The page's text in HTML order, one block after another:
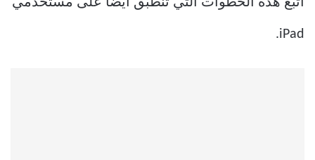
اتبع هذه الخطوات التي تنطبق أيضًا على مستخدمي
iPad.